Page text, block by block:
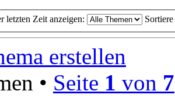
letzten Zeit anzeigen:
erstellen
• Seite 1 von 7